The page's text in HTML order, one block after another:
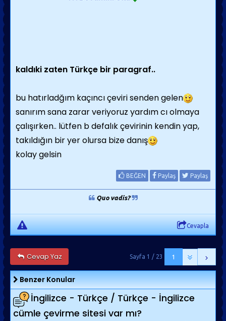
Biz de ailecek kutlarız artık herhalde.
Önce davetiyeleri dağıtmamız gerekiyor.
Pegg birazdan gelir.
O gelirse bütün süpriz bozulur.
Eyvah!Pegg bu gün erken geldi.
Biz de ailecek kutlarız artık herhalde.
kaldıki zaten Türkçe bir paragraf..
bu hatırladğım kaçıncı çeviri senden gelen
sanırım sana zarar veriyoruz yardım cı olmaya
çalışırken.. lütfen b defalık çevirinin kendin yap,
takıldığın bir yer olursa bize danış
kolay gelsin
BEĞEN Paylaş Paylaş
Quo vadis?
Cevapla
Cevap Yaz 1
Sayfa 1 / 23
Benzer Konular
İngilizce - Türkçe / Türkçe - İngilizce
cümle çevirme sitesi var mı?